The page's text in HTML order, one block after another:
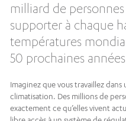
milliard de
supporter à chaque
températures
50 prochaines années.
Imaginez que vous travaillez
climatisation. Des millions de
exactement ce qu’elles vivent